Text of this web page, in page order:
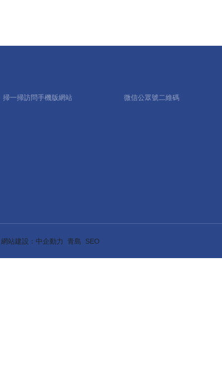
掃一掃訪問手機版網站 微信公眾號二維碼
網站建設：中企動力 青島 SEO